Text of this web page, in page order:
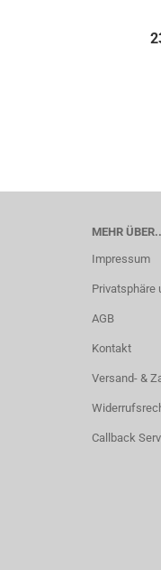
MEHR
Impressum
Privatsphäre
AGB
Kontakt
Versand- &
Callback